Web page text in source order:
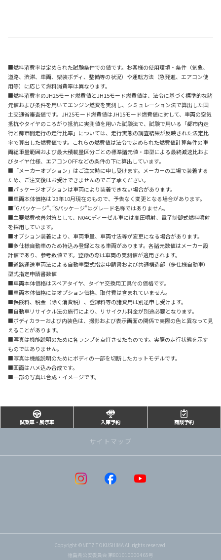
■燃料消費率は定められた試験条件での値です。お客様の使用環境・条件（気象、
道路、渋滞、車両、架装ボディ、整備等の状況）や運転方法（急発進、エアコン使
用等）に応じて燃料消費率は異なります。
■燃料消費率のJH25モード燃費値とJH15モード燃費値は、法令に基づく標準的な諸
元値および条件を用いてエンジン燃費を実測し、シミュレーション法で算出した国
土交通省審査値です。JH25モード燃費値はJH15モード燃費値に対して、車両の空気
抵抗やタイヤのころがり抵抗に実測値を用いた試験法で、試験で用いる「都市内走
行と都市間走行の走行比率」については、走行実態の調査結果が反映された法定比
率で算出した燃費値です。これらの燃費値は法令で定められた燃費値計算条件の車
両総重量範囲および最大積載量区分ごとの標準諸元値・車型による最終減速比およ
びタイヤ仕様、エアコンOFFなどの条件の下に算出しています。
■「メーカーオプション」はご注文時に申し受けます。メーカーの工場で装着する
ため、ご注文後はお受けできませんのでご了承ください。
■パッケージオプションは車両により装着できない場合があります。
■車両本体価格は’23年10月現在のもので、予告なく変更となる場合があります。
■“Gパッケージ”､“Sパッケージ”はグレード名称ではありません。
■主要燃費改善対策として、N04Cディーゼル車には高圧噴射、電子制御式燃料噴射
を採用しています。
■オプション装着により、車両重量、車両寸法等が変更になる場合があります。
■多仕様自動車のため持込み登録となる車両があります。各諸元数値はメーカー設
計値であり、参考数値です。登録の際は車両の実測値が適用されます。
■道路運送車両法による自動車型式指定申請書および共通構造部（多仕様自動車）
型式指定申請書数値
■車両本体価格はスペアタイヤ、タイヤ交換用工具付の価格です。
■車両本体価格にはオプション価格、取付費は含まれていません。
■保険料、税金（除く消費税）、登録料等の諸費用は別途申し受けます。
■自動車リサイクル法の施行により、リサイクル料金が別途必要となります。
■ボディカラーおよび内装色は、撮影および表示画面の関係で実際の色と異なって見
えることがあります。
■写真は機能説明のために各ランプを点灯させたものです。実際の走行状態を示す
ものではありません。
■写真は機能説明のためにボディの一部を切断したカットモデルです。
■画面はハメ込み合成です。
■一部の写真は合成・イメージです。
試乗車・展示車 入庫予約 商談予約
サイトマップ
Copyright ©NETZ TOKUSHIMA All rights reserved.
徳島県公安委員会 第801010000465号